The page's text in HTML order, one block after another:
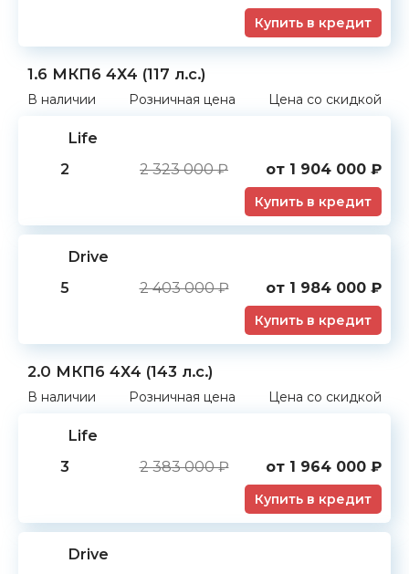
Купить в кредит
1.6 МКП6 4Х4 (117 л.с.)
В наличии Розничная цена Цена со скидкой
Life
2
2 323 000 ₽ от 1 904 000 ₽
Купить в кредит
Drive
5
2 403 000 ₽ от 1 984 000 ₽
Купить в кредит
2.0 МКП6 4Х4 (143 л.с.)
В наличии Розничная цена Цена со скидкой
Life
3
2 383 000 ₽ от 1 964 000 ₽
Купить в кредит
Drive